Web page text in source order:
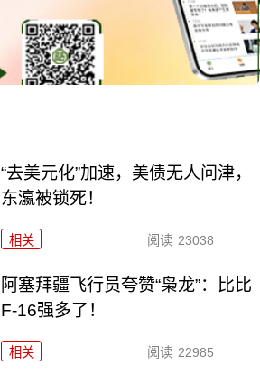
“去美元化”加速，美债无人问津，
东瀛被锁死！
相关 阅读 23038
阿塞拜疆飞行员夸赞“枭龙”：比比
F-16强多了！
相关 阅读 22985